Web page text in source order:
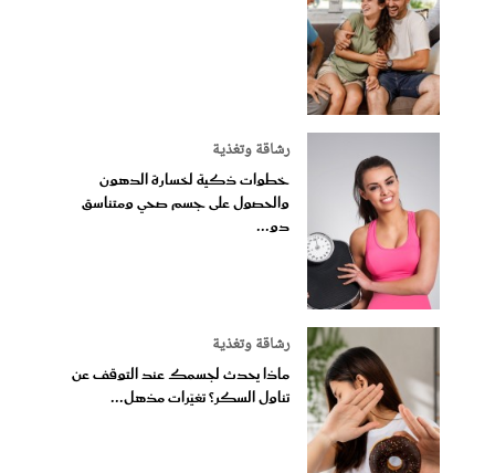
رشاقة وتغذية
خطوات ذكية لخسارة الدهون
والحصول على جسم صحي ومتناسق
دو...
رشاقة وتغذية
ماذا يحدث لجسمك عند التوقف عن
تناول السكر؟ تغيّرات مذهل...